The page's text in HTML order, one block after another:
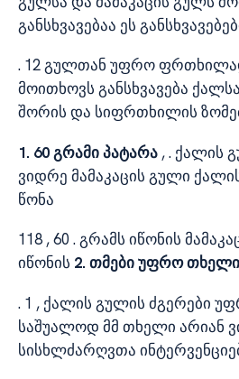
განსხვავებაა ეს
. 12 გულთან უფრო
მოითხოვს განსხვავება
შორის და სიფრთხილის
1. 60 გრამი პატარა , . ქალის
ვიდრე მამაკაცის გული
წონა
118 , 60 . გრამს იწონის
იწონის 2. თმები უფრო თხელი
. 1 , ქალის გულის ძგერები
საშუალოდ მმ თხელი არიან
სისხლძარღვთა